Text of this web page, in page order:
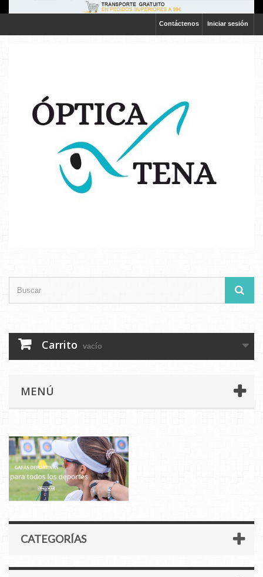
Iniciar sesión
Contáctenos
Carrito vacío
MENÚ
CATEGORÍAS